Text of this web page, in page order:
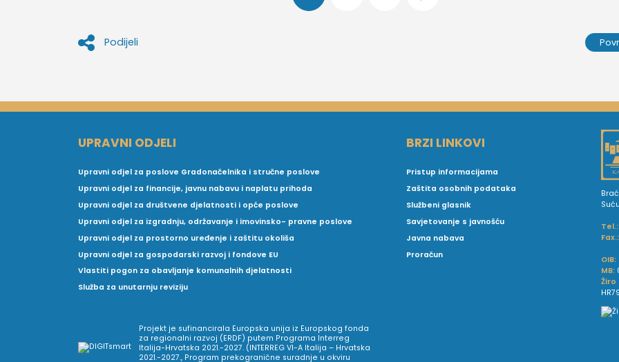
objava
Podijeli
UPRAVNI ODJELI
Upravni odjel za poslove Gradonačelnika i stručne poslove
Upravni odjel za financije, javnu nabavu i naplatu prihoda
Upravni odjel za društvene djelatnosti i opće poslove
Upravni odjel za izgradnju, održavanje i imovinsko- pravne poslove
Upravni odjel za prostorno uređenje i zaštitu okoliša
Upravni odjel za gospodarski razvoj i fondove EU
Vlastiti pogon za obavljanje komunalnih djelatnosti
Služba za unutarnju reviziju
BRZI LINKOVI
Pristup informacijama
Zaštita osobnih podataka
Službeni glasnik
Savjetovanje s javnošću
Javna nabava
Proračun
Tel.:
Fax.:
OIB:
MB:
Žiro
Projekt je sufinancirala Europska unija iz Europskog fonda
za regionalni razvoj (ERDF) putem Programa Interreg
Italija-Hrvatska 2021.-2027. (INTERREG VI-A Italija – Hrvatska
2021.-2027., Program prekogranične suradnje u okviru